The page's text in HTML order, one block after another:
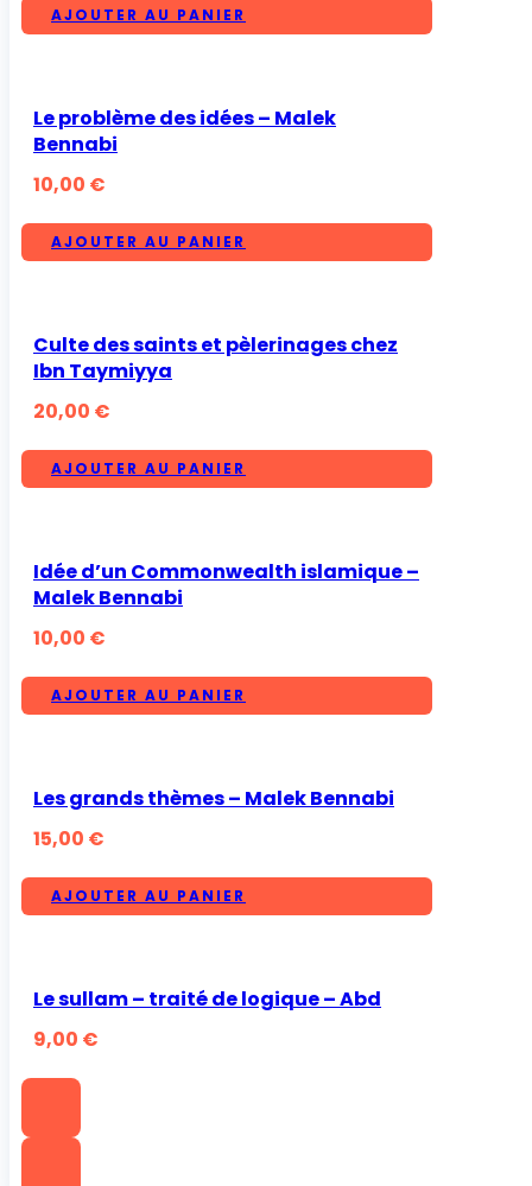
AJOUTER AU PANIER
Le problème des idées – Malek
Bennabi
10,00 €
AJOUTER AU PANIER
Culte des saints et pèlerinages chez
Ibn Taymiyya
20,00 €
AJOUTER AU PANIER
Idée d’un Commonwealth islamique –
Malek Bennabi
10,00 €
AJOUTER AU PANIER
Les grands thèmes – Malek Bennabi
15,00 €
AJOUTER AU PANIER
Le sullam – traité de logique – Abd
9,00 €